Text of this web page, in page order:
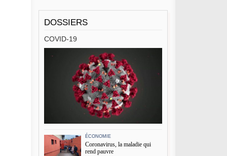
DOSSIERS
COVID-19
ÉCONOMIE
Coronavirus, la maladie qui
rend pauvre